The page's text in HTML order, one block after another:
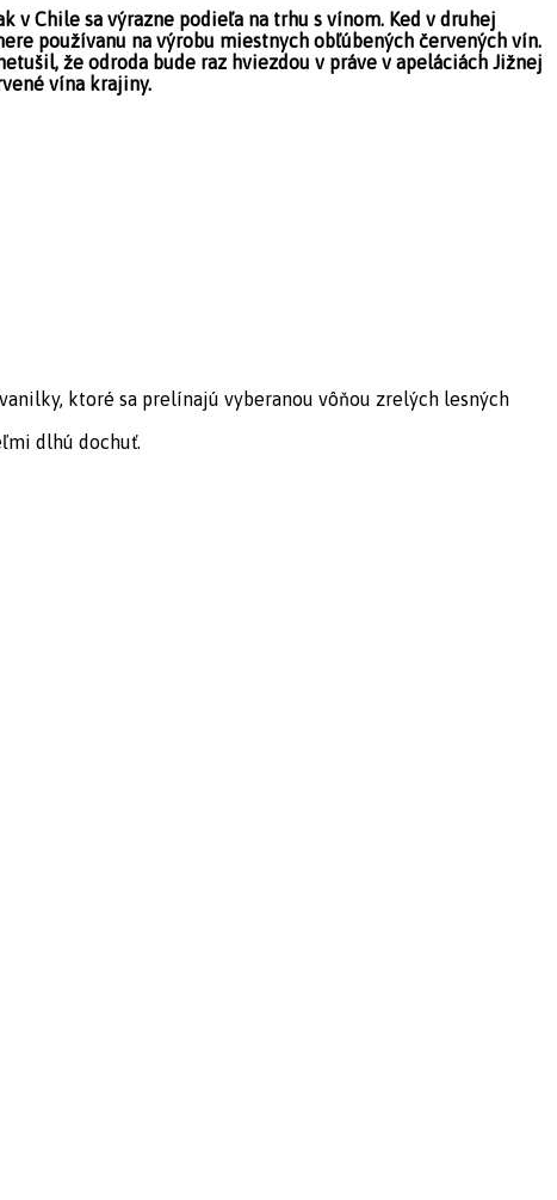
v Chile sa výrazne podieľa na trhu s vínom. Ked v druhej
používanu na výrobu miestnych obľúbených červených vín.
že odroda bude raz hviezdou v práve v apeláciách Jižnej
vína krajiny.
ktoré sa prelínajú vyberanou vôňou zrelých lesných
dlhú dochuť.